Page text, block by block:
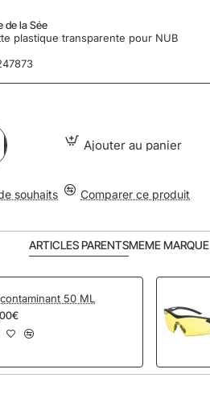
de la Sée
plastique transparente pour NUB
Ajouter au panier
souhaits Comparer ce produit
ARTICLES PARENTSMEME MARQUE
50 ML